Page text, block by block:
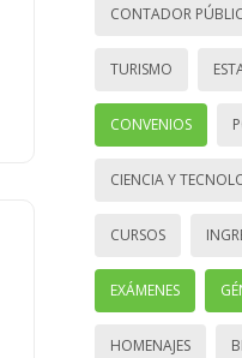
CONTADOR
TURISMO
CONVENIOS
CIENCIA Y
CURSOS
EXÁMENES
HOMENAJES